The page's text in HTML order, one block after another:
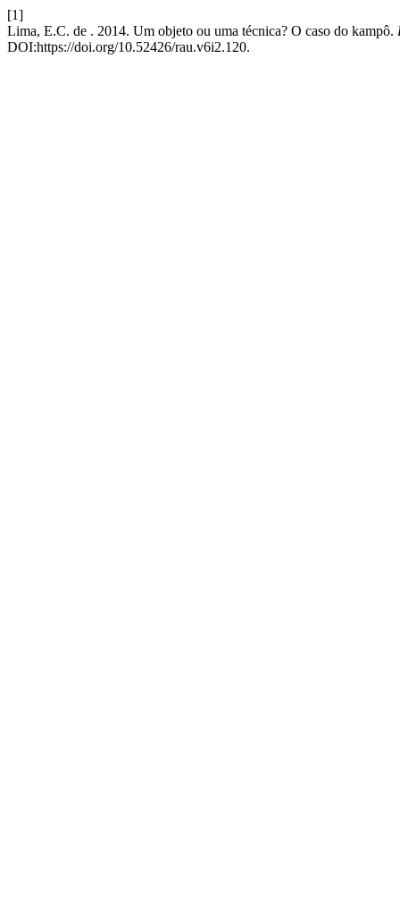
[1]
Lima, E.C. de . 2014. Um objeto ou uma técnica? O caso do kampô.
DOI:https://doi.org/10.52426/rau.v6i2.120.